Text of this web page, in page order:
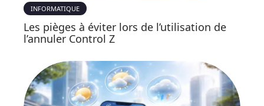
INFORMATIQUE
Les pièges à éviter lors de l’utilisation de
l’annuler Control Z